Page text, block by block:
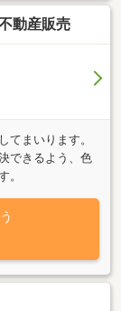
、逆に「アパホ
涯の住まいとし
動産販売
てまいります。
できるよう、色
。